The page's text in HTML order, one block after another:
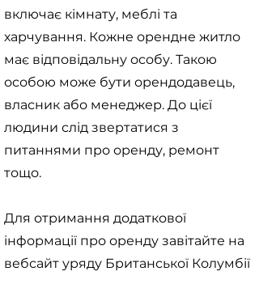
включає кімнату, меблі та
харчування. Кожне орендне житло
має відповідальну особу. Такою
особою може бути орендодавець,
власник або менеджер. До цієї
людини слід звертатися з
питаннями про оренду, ремонт
тощо.
Для отримання додаткової
інформації про оренду завітайте на
вебсайт уряду Британської Колумбії